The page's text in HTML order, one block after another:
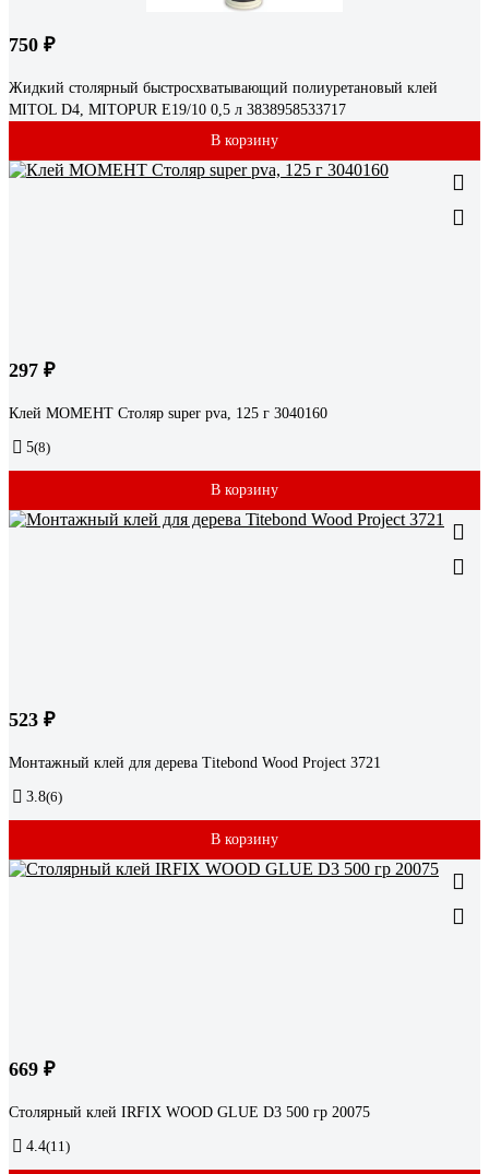
750 ₽
Жидкий столярный быстросхватывающий полиуретановый клей
MITOL D4, MITOPUR E19/10 0,5 л 3838958533717
В корзину
297 ₽
Клей МОМЕНТ Столяр super pva, 125 г 3040160
5(8)
В корзину
523 ₽
Монтажный клей для дерева Titebond Wood Project 3721
3.8(6)
В корзину
669 ₽
Столярный клей IRFIX WOOD GLUE D3 500 гр 20075
4.4(11)